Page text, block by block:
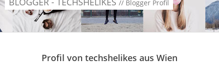
// Blogger Profil
Profil von techshelikes aus Wien